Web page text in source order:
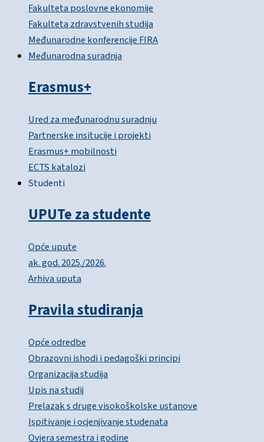
Fakulteta poslovne ekonomije
Fakulteta zdravstvenih studija
Međunarodne konferencije FIRA
Međunarodna suradnja
Erasmus+
Ured za međunarodnu suradnju
Partnerske insitucije i projekti
Erasmus+ mobilnosti
ECTS katalozi
Studenti
UPUTe za studente
Opće upute
ak. god. 2025./2026.
Arhiva uputa
Pravila studiranja
Opće odredbe
Obrazovni ishodi i pedagoški principi
Organizacija studija
Upis na studij
Prelazak s druge visokoškolske ustanove
Ispitivanje i ocjenjivanje studenata
Ovjera semestra i godine